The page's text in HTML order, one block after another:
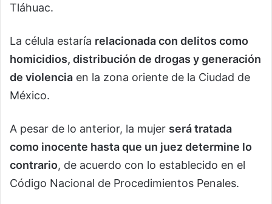
Tláhuac.
La célula estaría relacionada con delitos como
homicidios, distribución de drogas y generación
de violencia en la zona oriente de la Ciudad de
México.
A pesar de lo anterior, la mujer será tratada
como inocente hasta que un juez determine lo
contrario, de acuerdo con lo establecido en el
Código Nacional de Procedimientos Penales.